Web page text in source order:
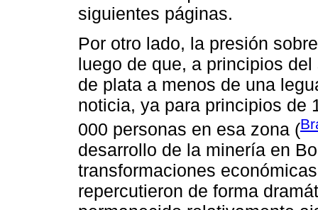
siguientes páginas.
Por otro lado, la presión
luego de que, a principios
de plata a menos de una
noticia, ya para principios de
000 personas en esa zona (
desarrollo de la minería en
transformaciones
repercutieron de forma